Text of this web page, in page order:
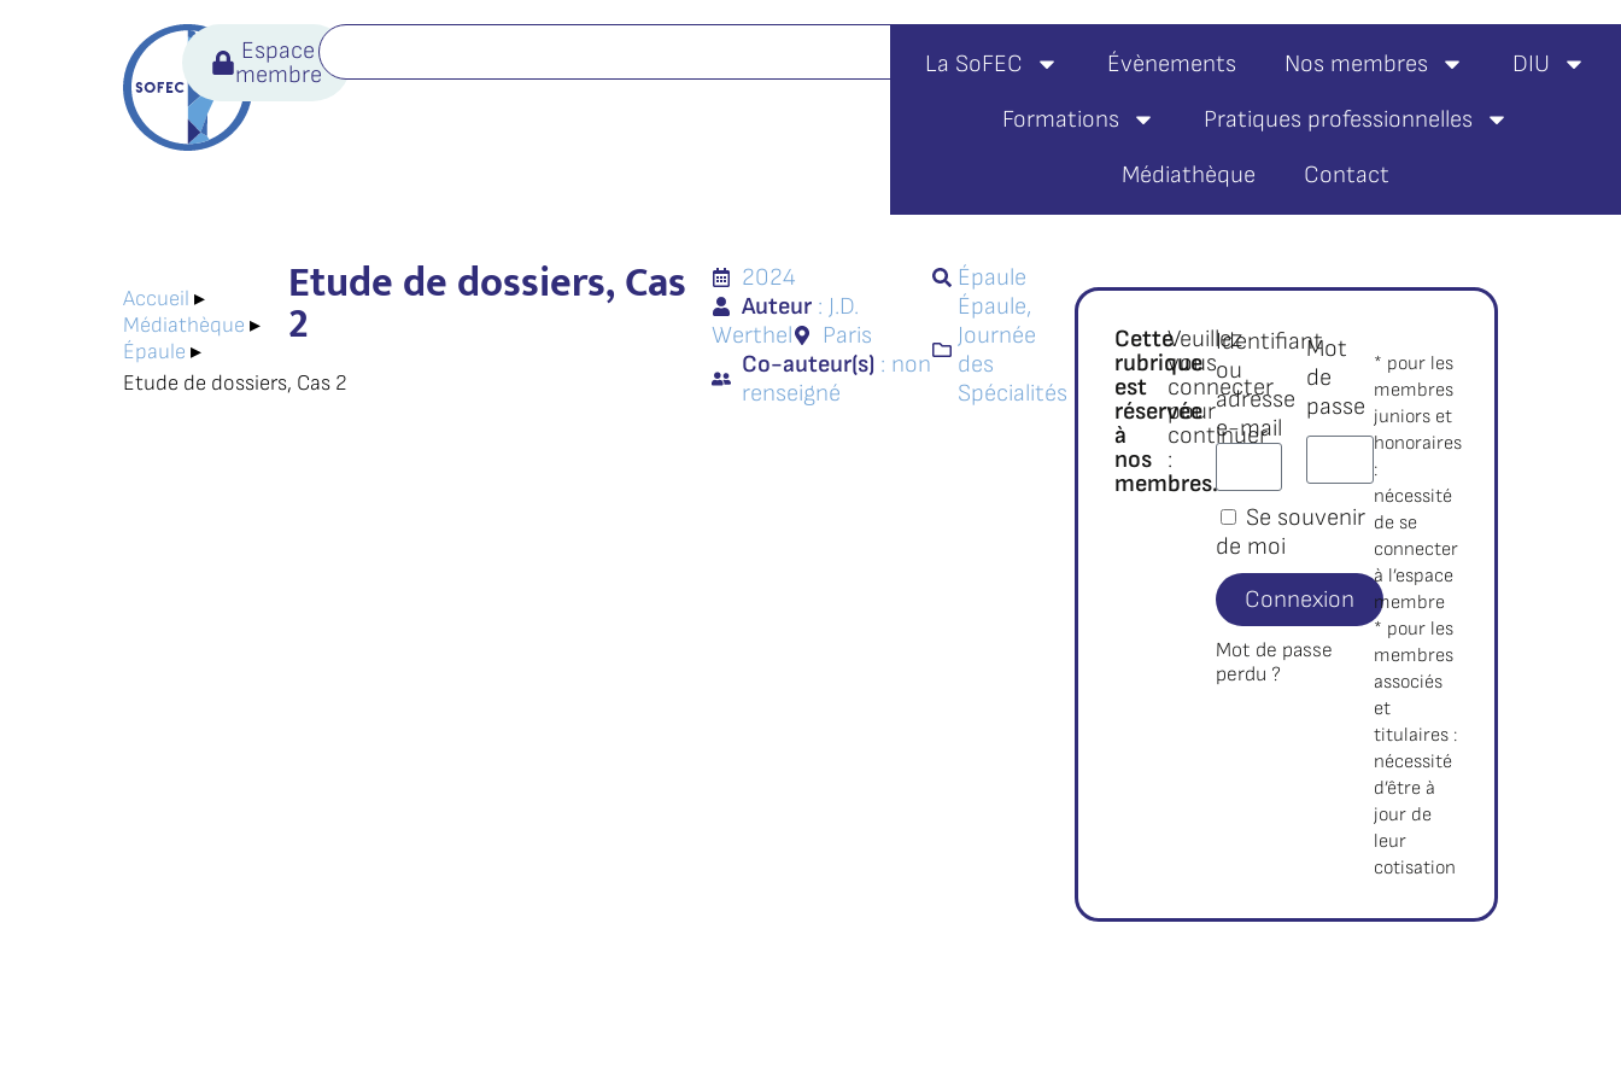
Espace
membre
La SoFEC Évènements Nos membres
DIU
Formations
Pratiques professionnelles
Médiathèque
Contact
Accueil ▸
Médiathèque ▸
Épaule ▸
Etude de dossiers, Cas 2
Etude de dossiers, Cas
2
2024
Auteur : J.D.
Werthel
Paris
Co-auteur(s) : non
renseigné
Épaule
Épaule,
Journée
des
Spécialités
Cette
rubrique
est
réservée
à
nos
membres.*
Veuillez
vous
connecter
pour
continuer
:
Identifiant
ou
adresse
e-mail
Mot
de
passe
Se souvenir
de moi
Connexion
Mot de passe
perdu ?
* pour les
membres
juniors et
honoraires
:
nécessité
de se
connecter
à l’espace
membre
* pour les
membres
associés
et
titulaires :
nécessité
d’être à
jour de
leur
cotisation